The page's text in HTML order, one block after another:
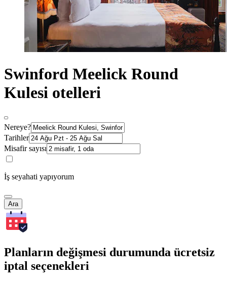
Swinford Meelick Round
Kulesi otelleri
Nereye?
Tarihler
Misafir sayısı
İş seyahati yapıyorum
Ara
Planların değişmesi durumunda ücretsiz
iptal seçenekleri